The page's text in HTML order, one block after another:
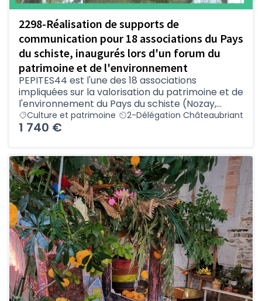
2298-Réalisation de supports de
communication pour 18 associations du Pays
du schiste, inaugurés lors d'un forum du
patrimoine et de l'environnement
PEPITES44 est l'une des 18 associations
impliquées sur la valorisation du patrimoine et de
l'environnement du Pays du schiste (Nozay,...
Culture et patrimoine 2-Délégation Châteaubriant
1 740 €